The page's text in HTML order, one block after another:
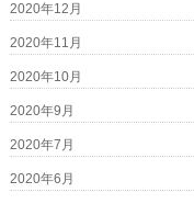
2020年12月
2020年11月
2020年10月
2020年9月
2020年7月
2020年6月